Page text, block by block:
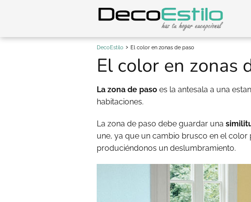
DecoEstilo El color en zonas de paso
El color en zonas
La zona de paso es la antesala a una
habitaciones.
La zona de paso debe guardar una
une, ya que un cambio brusco en el color
produciéndonos un deslumbramiento.